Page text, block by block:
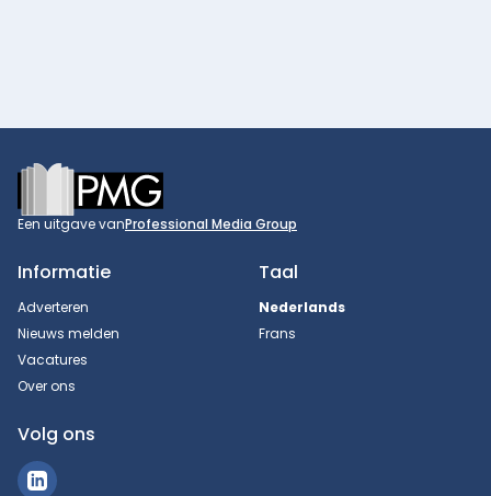
Footer
Een uitgave vanProfessional Media Group
Informatie
Adverteren
Nieuws melden
Vacatures
Over ons
Taal
Nederlands
Frans
Volg ons